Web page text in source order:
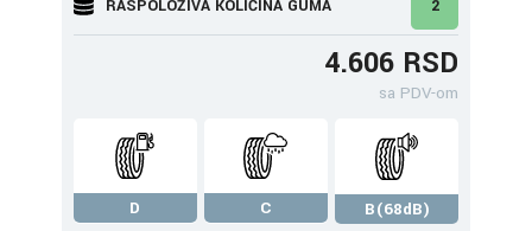
RASPOLOŽIVA KOLIČINA GUMA 2
4.606 RSD
sa PDV-om
D C
B(68dB)